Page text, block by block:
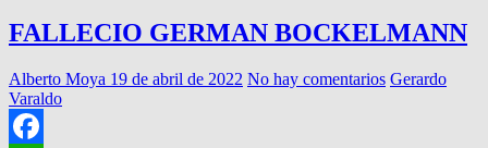
FALLECIO GERMAN BOCKELMANN
Alberto Moya 19 de abril de 2022 No hay comentarios Gerardo
Varaldo